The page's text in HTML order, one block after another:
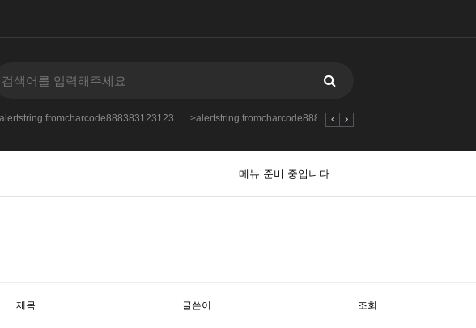
>alertstring.fromcharcode888383123123123
메뉴 준비 중입니다.
제목 글쓴이 조회